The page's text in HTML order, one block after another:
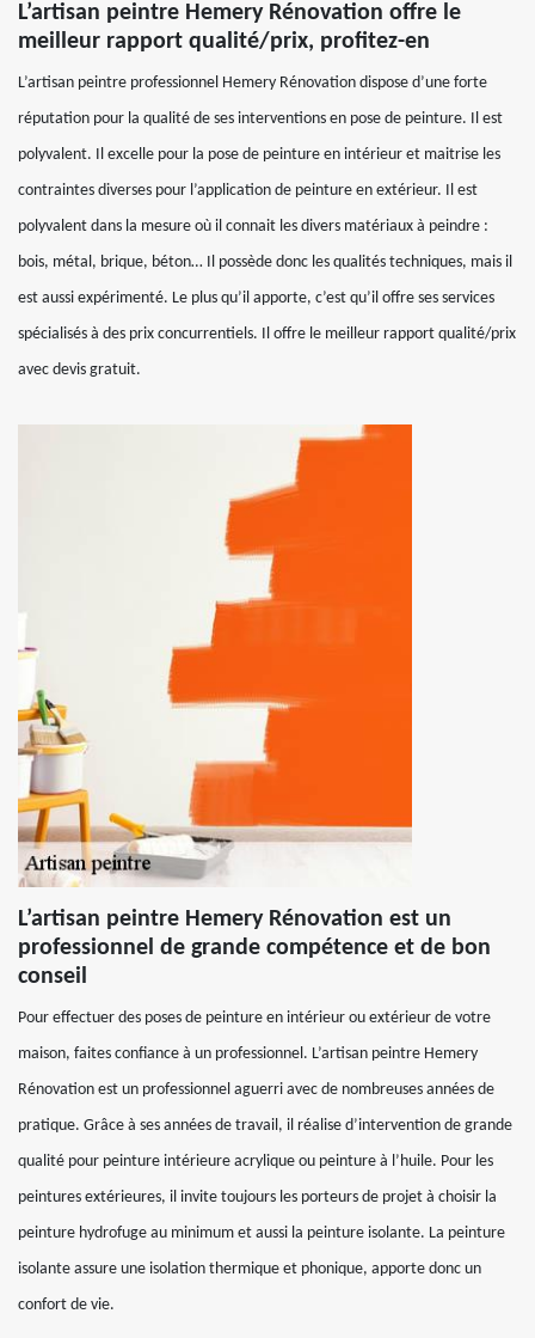
L’artisan peintre Hemery Rénovation offre le
meilleur rapport qualité/prix, profitez-en
L’artisan peintre professionnel Hemery Rénovation dispose d’une forte
réputation pour la qualité de ses interventions en pose de peinture. Il est
polyvalent. Il excelle pour la pose de peinture en intérieur et maitrise les
contraintes diverses pour l’application de peinture en extérieur. Il est
polyvalent dans la mesure où il connait les divers matériaux à peindre :
bois, métal, brique, béton… Il possède donc les qualités techniques, mais il
est aussi expérimenté. Le plus qu’il apporte, c’est qu’il offre ses services
spécialisés à des prix concurrentiels. Il offre le meilleur rapport qualité/prix
avec devis gratuit.
L’artisan peintre Hemery Rénovation est un
professionnel de grande compétence et de bon
conseil
Pour effectuer des poses de peinture en intérieur ou extérieur de votre
maison, faites confiance à un professionnel. L’artisan peintre Hemery
Rénovation est un professionnel aguerri avec de nombreuses années de
pratique. Grâce à ses années de travail, il réalise d’intervention de grande
qualité pour peinture intérieure acrylique ou peinture à l’huile. Pour les
peintures extérieures, il invite toujours les porteurs de projet à choisir la
peinture hydrofuge au minimum et aussi la peinture isolante. La peinture
isolante assure une isolation thermique et phonique, apporte donc un
confort de vie.